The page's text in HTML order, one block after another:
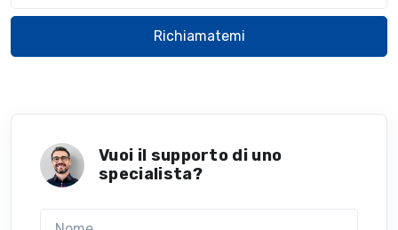
Richiamatemi
Vuoi il supporto di uno
specialista?